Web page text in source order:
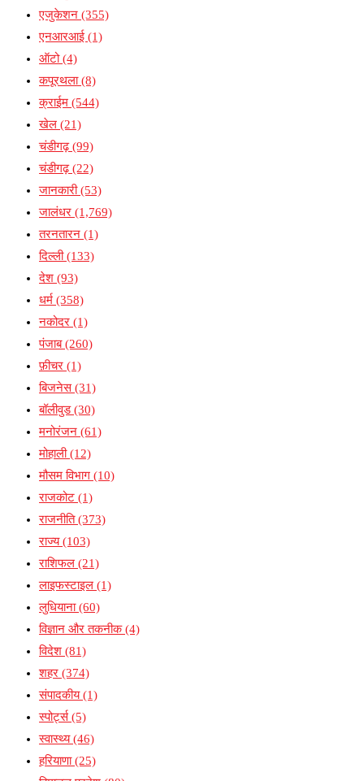
एजुकेशन (355)
एनआरआई (1)
ऑटो(4)
कपूरथला(8)
क्राईम (544)
खेल (21)
चंडीगढ़(99)
चंडीगढ़(22)
जानकारी(53)
जालंधर (1,769)
तरनतारन (1)
दिल्ली(133)
देश (93)
धर्म (358)
नकोदर (1)
पंजाब(260)
फ़ीचर (1)
बिजनेस(31)
बॉलीवुड(30)
मनोरंजन (61)
मोहाली(12)
मौसम विभाग (10)
राजकोट (1)
राजनीति(373)
राज्य(103)
राशिफल (21)
लाइफस्टाइल (1)
लुधियाना(60)
विज्ञान और तकनीक(4)
विदेश (81)
शहर (374)
संपादकीय(1)
स्पोर्ट्स(5)
स्वास्थ्य(46)
हरियाणा(25)